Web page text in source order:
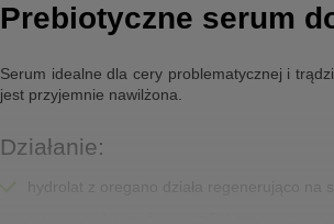
Prebiotyczne serum
Serum idealne dla cery problematycznej i
jest przyjemnie nawilżona.
Działanie: